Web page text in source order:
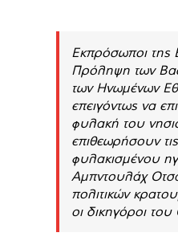
Εκπρόσωποι της
Πρόληψη των
των Ηνωμένων
επειγόντως να
φυλακή του
επιθεωρήσουν
φυλακισμένου
Αμπντουλάχ
πολιτικών
οι δικηγόροι